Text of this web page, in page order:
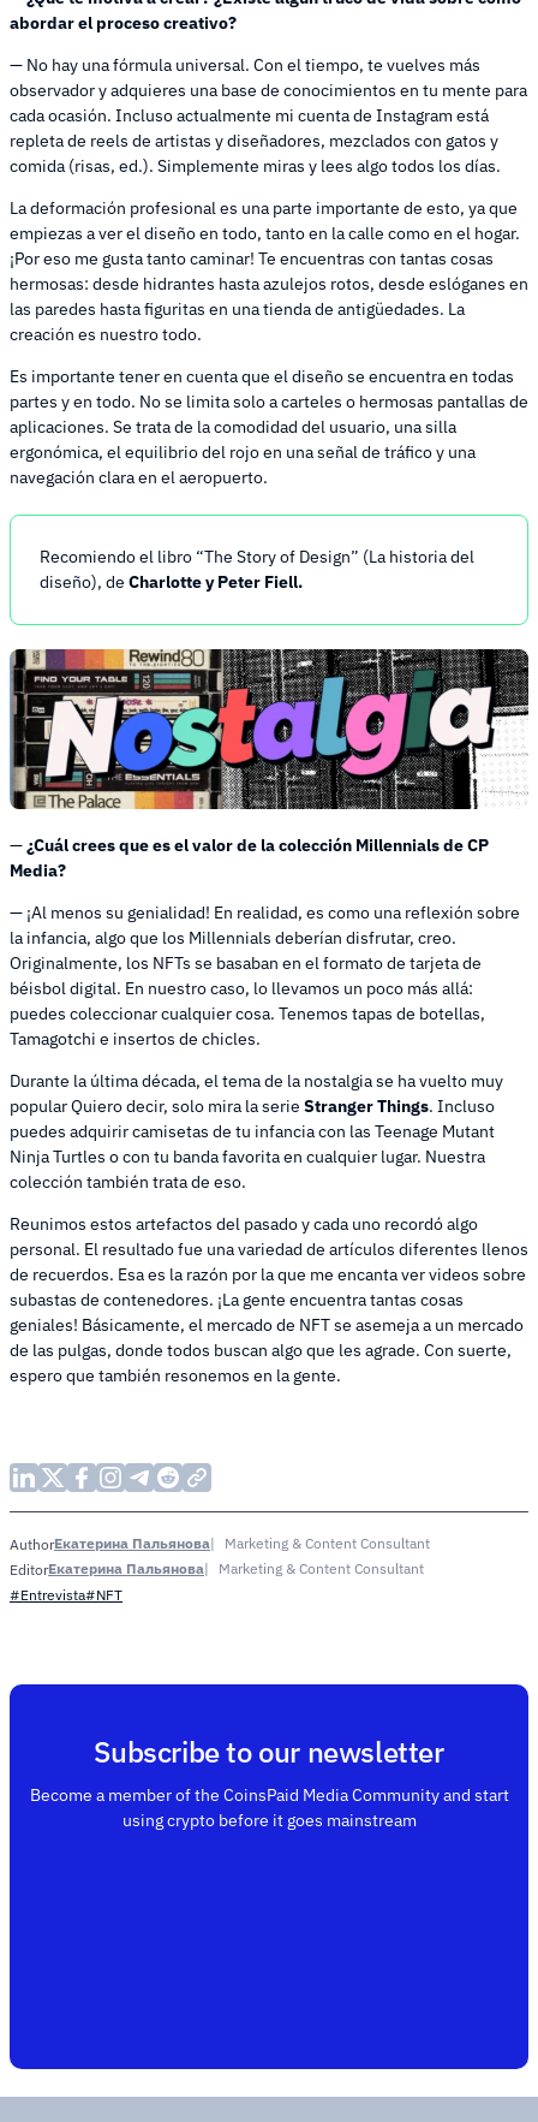
abordar el proceso creativo?
— No hay una fórmula universal. Con el tiempo, te vuelves más
observador y adquieres una base de conocimientos en tu mente para
cada ocasión. Incluso actualmente mi cuenta de Instagram está
repleta de reels de artistas y diseñadores, mezclados con gatos y
comida (risas, ed.). Simplemente miras y lees algo todos los días.
La deformación profesional es una parte importante de esto, ya que
empiezas a ver el diseño en todo, tanto en la calle como en el hogar.
¡Por eso me gusta tanto caminar! Te encuentras con tantas cosas
hermosas: desde hidrantes hasta azulejos rotos, desde eslóganes en
las paredes hasta figuritas en una tienda de antigüedades. La
creación es nuestro todo.
Es importante tener en cuenta que el diseño se encuentra en todas
partes y en todo. No se limita solo a carteles o hermosas pantallas de
aplicaciones. Se trata de la comodidad del usuario, una silla
ergonómica, el equilibrio del rojo en una señal de tráfico y una
navegación clara en el aeropuerto.
Recomiendo el libro “The Story of Design” (La historia del
diseño), de Charlotte y Peter Fiell.
—¿Cuál crees que es el valor de la colección Millennials de CP
Media?
— ¡Al menos su genialidad! En realidad, es como una reflexión sobre
la infancia, algo que los Millennials deberían disfrutar, creo.
Originalmente, los NFTs se basaban en el formato de tarjeta de
béisbol digital. En nuestro caso, lo llevamos un poco más allá:
puedes coleccionar cualquier cosa. Tenemos tapas de botellas,
Tamagotchi e insertos de chicles.
Durante la última década, el tema de la nostalgia se ha vuelto muy
popular Quiero decir, solo mira la serie Stranger Things. Incluso
puedes adquirir camisetas de tu infancia con las Teenage Mutant
Ninja Turtles o con tu banda favorita en cualquier lugar. Nuestra
colección también trata de eso.
Reunimos estos artefactos del pasado y cada uno recordó algo
personal. El resultado fue una variedad de artículos diferentes llenos
de recuerdos. Esa es la razón por la que me encanta ver videos sobre
subastas de contenedores. ¡La gente encuentra tantas cosas
geniales! Básicamente, el mercado de NFT se asemeja a un mercado
de las pulgas, donde todos buscan algo que les agrade. Con suerte,
espero que también resonemos en la gente.
AuthorЕкатерина Пальянова
Marketing & Content Consultant
EditorЕкатерина Пальянова
Marketing & Content Consultant
#Entrevista#NFT
Subscribe to our newsletter
Become a member of the CoinsPaid Media Community and start
using crypto before it goes mainstream